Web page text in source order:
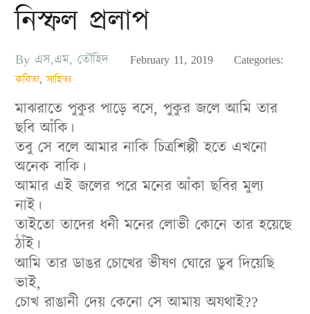
নিস্ফল প্রলাপ
By এস,এম, তৌহিদ
Posted
February 11, 2019
Categories:
কবিতা,সাহিত্য
মাঝরাতে পুকুর পাড়ে বসে, পুকুর জলে আমি তার
ছবি আঁকি।
তবু সে বলে আমার নাকি চিত্রশিল্পী হতে এখনো
অনেক বাকি।
আমার এই জলের পরে মনের আঁকা ছবির মুল্য
নাই।
তাইতো তাদের ধনী মনের লোভী কোনে তার হয়েছে
ঠাঁই।
আমি তার ডাঙর চোখের ভীষণ ঘোরে ডুব দিয়েছি
ভাই,
চোখ রাঙানী দেয় কেনো সে আমায় অযথাই??